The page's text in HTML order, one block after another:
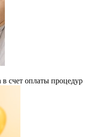
в счет оплаты процедур